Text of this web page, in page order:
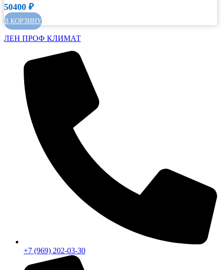
50400 ₽
В КОРЗИНУ
ЛЕН ПРОФ КЛИМАТ
+7 (969) 202-03-30